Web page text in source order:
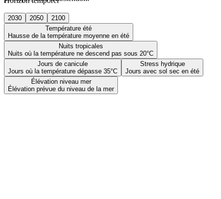
2030 2050
2100
Température été
Hausse de la température moyenne en été
Nuits tropicales
Nuits où la température ne descend pas sous 20°C
Jours de canicule
Jours où la température dépasse 35°C
Stress hydrique
Jours avec sol sec en été
Élévation niveau mer
Élévation prévue du niveau de la mer